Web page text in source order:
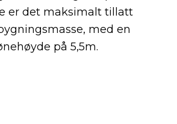
er det maksimalt tillatt
med en
på 5,5m.